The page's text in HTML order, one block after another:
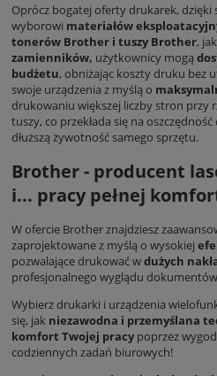
Oprócz bogatej oferty drukarek, dzięki
wyborowi materiałów
tonerów Brother i tuszy Brother,
zamienników, użytkownicy mogą
budżetu, obniżając koszty druku bez
swoje urządzenia z myślą o
drukowaniu większej liczby stron przy
tuszy, co przekłada się na
dłuższą żywotność samego sprzętu.
Brother - producent
i... pracy pełnej
W ofercie Brother znajdziesz
zaprojektowane z myślą o wysokiej
pozwalające drukować wdużych
profesjonalnego wyglądu
Wybierz drukarki i urządzenia
się, jak niezawodna i przemyślana
komfort Twojej pracy poprzez
codziennych zadań biurowych!